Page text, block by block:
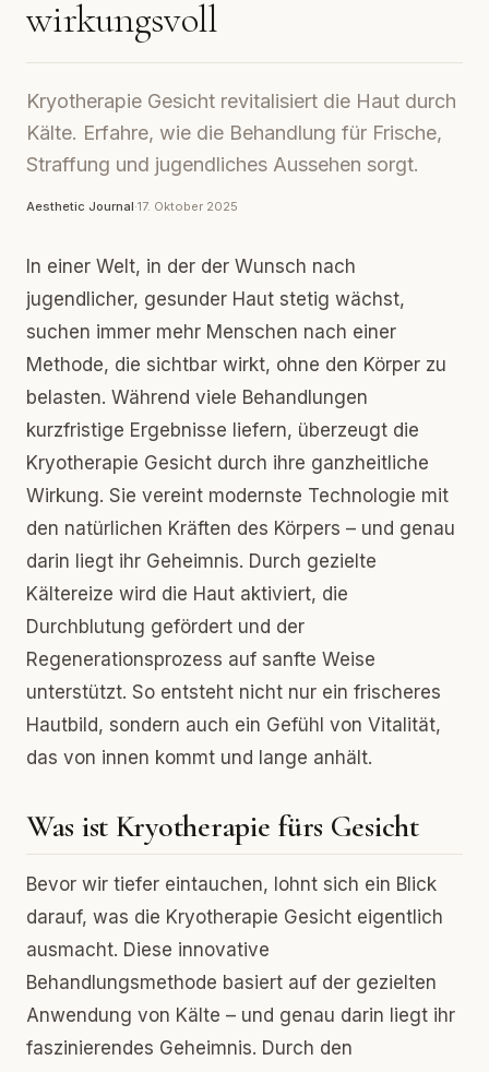
wirkungsvoll
Kryotherapie Gesicht revitalisiert die Haut durch
Kälte. Erfahre, wie die Behandlung für Frische,
Straffung und jugendliches Aussehen sorgt.
Aesthetic Journal·17. Oktober 2025
In einer Welt, in der der Wunsch nach
jugendlicher, gesunder Haut stetig wächst,
suchen immer mehr Menschen nach einer
Methode, die sichtbar wirkt, ohne den Körper zu
belasten. Während viele Behandlungen
kurzfristige Ergebnisse liefern, überzeugt die
Kryotherapie Gesicht durch ihre ganzheitliche
Wirkung. Sie vereint modernste Technologie mit
den natürlichen Kräften des Körpers – und genau
darin liegt ihr Geheimnis. Durch gezielte
Kältereize wird die Haut aktiviert, die
Durchblutung gefördert und der
Regenerationsprozess auf sanfte Weise
unterstützt. So entsteht nicht nur ein frischeres
Hautbild, sondern auch ein Gefühl von Vitalität,
das von innen kommt und lange anhält.
Was ist Kryotherapie fürs Gesicht
Bevor wir tiefer eintauchen, lohnt sich ein Blick
darauf, was die Kryotherapie Gesicht eigentlich
ausmacht. Diese innovative
Behandlungsmethode basiert auf der gezielten
Anwendung von Kälte – und genau darin liegt ihr
faszinierendes Geheimnis. Durch den